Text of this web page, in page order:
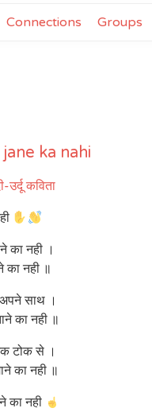
Connections Groups
ka nahi
उर्दू कविता
का नही ।
का नही ॥
साथ ।
का नही ॥
टोक से ।
का नही ॥
का नही